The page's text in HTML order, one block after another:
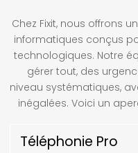
Chez Fixit, nous offrons
informatiques conçus
technologiques. Notre
gérer tout, des
niveau systématiques,
inégalées. Voici un
Téléphonie Pro